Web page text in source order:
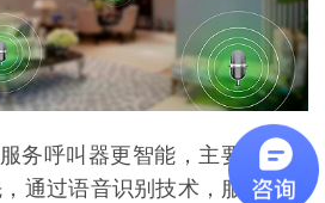
务呼叫器更智能，主要体现在
通过语音识别技术，服务呼叫